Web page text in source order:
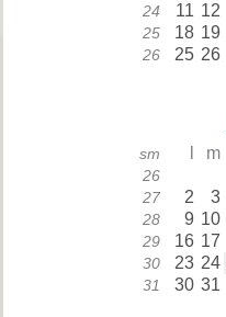
24 11 12
25 18 19
26 25 26
sm m
26
27 2 3
28 9 10
29 16 17
30 23 24
31 30 31